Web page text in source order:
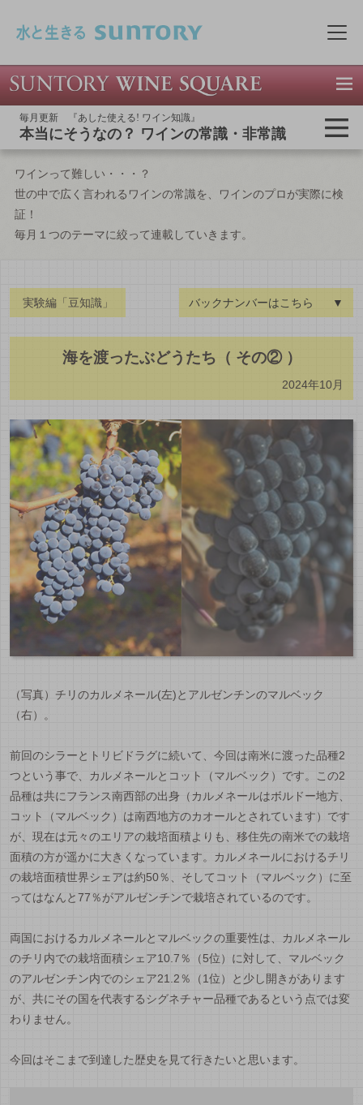
メ
毎月更新 『あした使える! ワイン知識』
本当にそうなの？ ワインの常識・非常識
ワインって難しい・・・？
世の中で広く言われるワインの常識を、ワインのプロが実際に検
証！
毎月１つのテーマに絞って連載していきます。
実験編「豆知識」 バックナンバーはこちら ▼
海を渡ったぶどうたち（ その② ）
2024年10月
（写真）チリのカルメネール(左)とアルゼンチンのマルベック
（右）。
前回のシラーとトリビドラグに続いて、今回は南米に渡った品種2
つという事で、カルメネールとコット（マルベック）です。この2
品種は共にフランス南西部の出身（カルメネールはボルドー地方、
コット（マルベック）は南西地方のカオールとされています）です
が、現在は元々のエリアの栽培面積よりも、移住先の南米での栽培
面積の方が遥かに大きくなっています。カルメネールにおけるチリ
の栽培面積世界シェアは約50％、そしてコット（マルベック）に至
ってはなんと77％がアルゼンチンで栽培されているのです。
両国におけるカルメネールとマルベックの重要性は、カルメネール
のチリ内での栽培面積シェア10.7％（5位）に対して、マルベック
のアルゼンチン内でのシェア21.2％（1位）と少し開きがあります
が、共にその国を代表するシグネチャー品種であるという点では変
わりません。
今回はそこまで到達した歴史を見て行きたいと思います。